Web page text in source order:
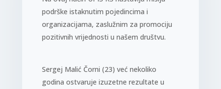
podrške istaknutim pojedincima i
organizacijama, zaslužnim za promociju
pozitivnih vrijednosti u našem društvu.
Sergej Malić Čorni (23) već nekoliko
godina ostvaruje izuzetne rezultate u